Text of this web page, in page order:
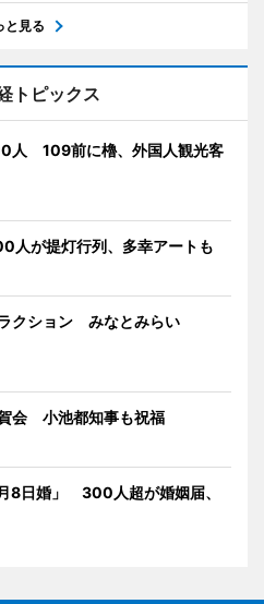
と見る
トピックス
人 109前に櫓、外国人観光客
人が提灯行列、多幸アートも
クション みなとみらい
会 小池都知事も祝福
8日婚」 300人超が婚姻届、